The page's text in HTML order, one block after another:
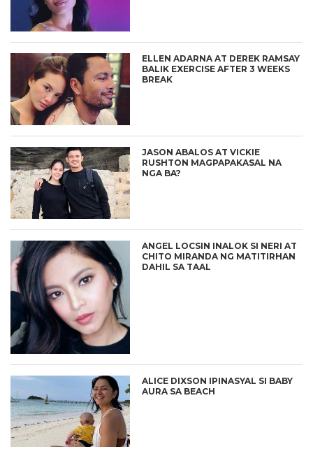
ELLEN ADARNA AT DEREK RAMSAY
BALIK EXERCISE AFTER 3 WEEKS
BREAK
JASON ABALOS AT VICKIE
RUSHTON MAGPAPAKASAL NA
NGA BA?
ANGEL LOCSIN INALOK SI NERI AT
CHITO MIRANDA NG MATITIRHAN
DAHIL SA TAAL
ALICE DIXSON IPINASYAL SI BABY
AURA SA BEACH